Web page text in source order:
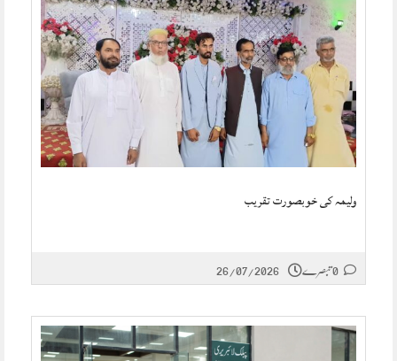
ولیمہ کی خوبصورت تقریب
26/07/2026